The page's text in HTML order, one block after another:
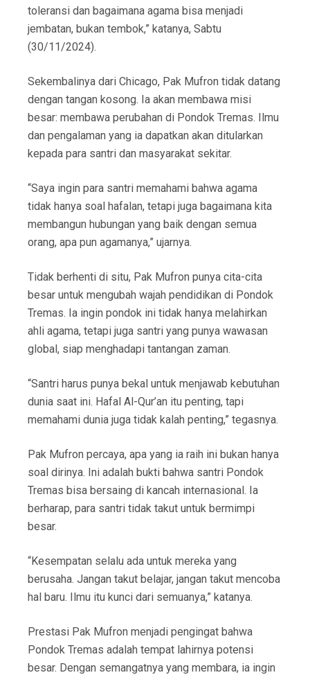
toleransi dan bagaimana agama bisa menjadi
jembatan, bukan tembok,” katanya, Sabtu
(30/11/2024).
Sekembalinya dari Chicago, Pak Mufron tidak datang
dengan tangan kosong. Ia akan membawa misi
besar: membawa perubahan di Pondok Tremas. Ilmu
dan pengalaman yang ia dapatkan akan ditularkan
kepada para santri dan masyarakat sekitar.
“Saya ingin para santri memahami bahwa agama
tidak hanya soal hafalan, tetapi juga bagaimana kita
membangun hubungan yang baik dengan semua
orang, apa pun agamanya,” ujarnya.
Tidak berhenti di situ, Pak Mufron punya cita-cita
besar untuk mengubah wajah pendidikan di Pondok
Tremas. Ia ingin pondok ini tidak hanya melahirkan
ahli agama, tetapi juga santri yang punya wawasan
global, siap menghadapi tantangan zaman.
“Santri harus punya bekal untuk menjawab kebutuhan
dunia saat ini. Hafal Al-Qur’an itu penting, tapi
memahami dunia juga tidak kalah penting,” tegasnya.
Pak Mufron percaya, apa yang ia raih ini bukan hanya
soal dirinya. Ini adalah bukti bahwa santri Pondok
Tremas bisa bersaing di kancah internasional. Ia
berharap, para santri tidak takut untuk bermimpi
besar.
“Kesempatan selalu ada untuk mereka yang
berusaha. Jangan takut belajar, jangan takut mencoba
hal baru. Ilmu itu kunci dari semuanya,” katanya.
Prestasi Pak Mufron menjadi pengingat bahwa
Pondok Tremas adalah tempat lahirnya potensi
besar. Dengan semangatnya yang membara, ia ingin